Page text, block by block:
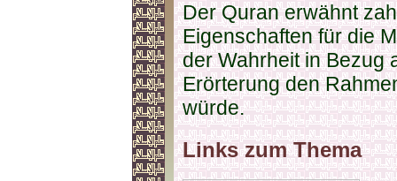
Der Quran erwähnt
Eigenschaften für die
der Wahrheit in Bezug
Erörterung den
würde.
Links zum Thema